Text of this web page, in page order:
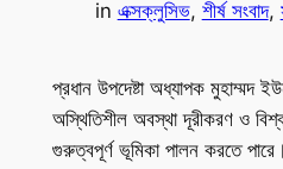
in এক্সক্লুসিভ, শীর্ষ সংবাদ,
প্রধান উপদেষ্টা অধ্যাপক মুহাম্মদ
অস্থিতিশীল অবস্থা দূরীকরণ ও
গুরুত্বপূর্ণ ভূমিকা পালন করতে পারে।